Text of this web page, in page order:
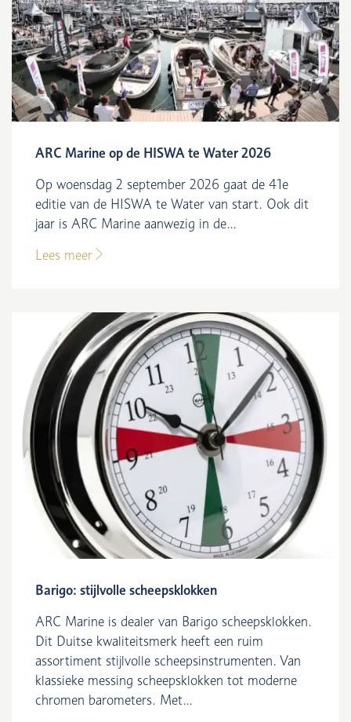
ARC Marine op de HISWA te Water 2026
Op woensdag 2 september 2026 gaat de 41e
editie van de HISWA te Water van start. Ook dit
jaar is ARC Marine aanwezig in de...
Lees meer
Barigo: stijlvolle scheepsklokken
ARC Marine is dealer van Barigo scheepsklokken.
Dit Duitse kwaliteitsmerk heeft een ruim
assortiment stijlvolle scheepsinstrumenten. Van
klassieke messing scheepsklokken tot moderne
chromen barometers. Met...